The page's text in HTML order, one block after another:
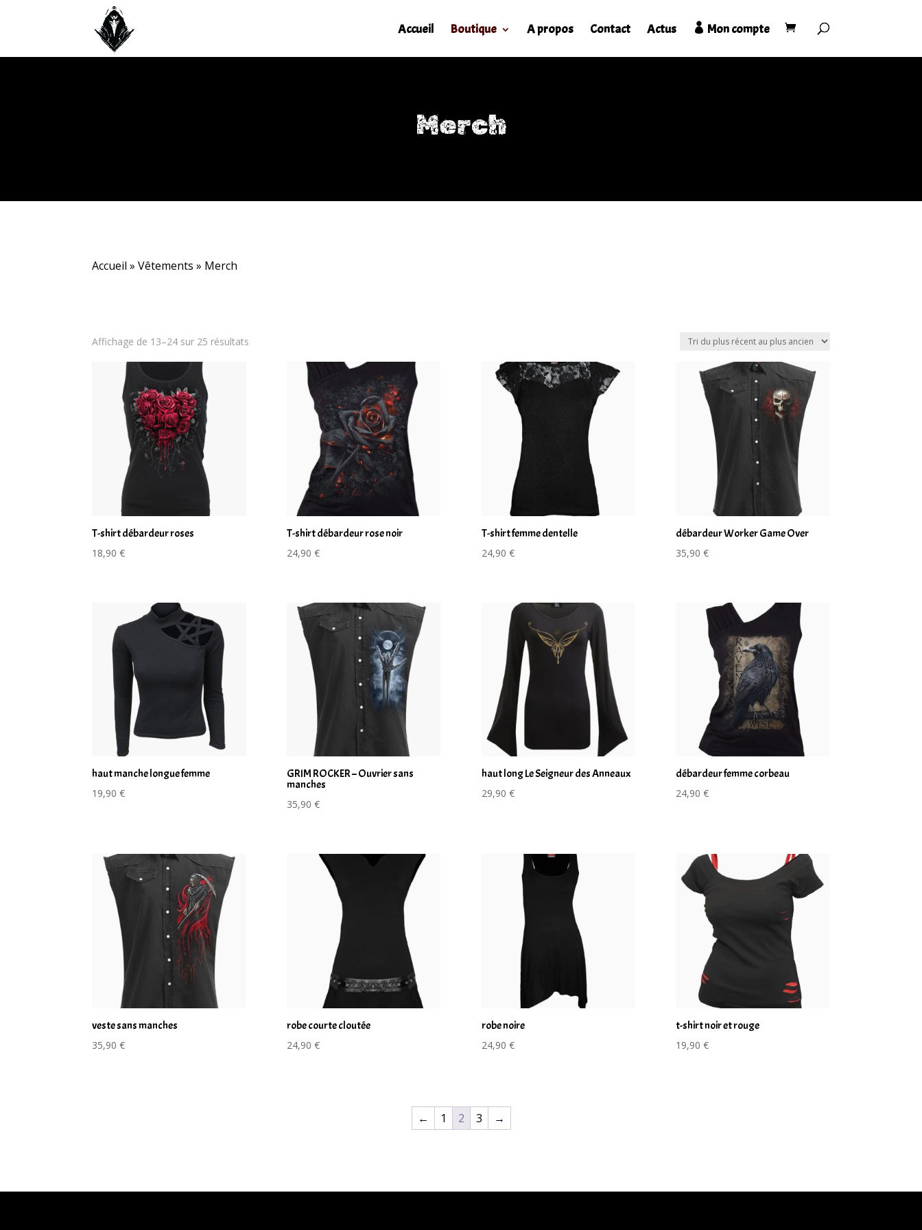
Accueil Boutique A propos Contact Actus Mon compte
Merch
Accueil »Vêtements » Merch
Affichage de 13–24 sur 25 résultats
T-shirt débardeur roses
18,90€
T-shirt débardeur rose noir
24,90 €
T-shirt femme dentelle
24,90 €
débardeur Worker Game Over
35,90€
haut manche longue femme
19,90€
GRIM ROCKER – Ouvrier sans
manches
35,90 €
haut long Le Seigneur des Anneaux
29,90 €
débardeur femme corbeau
24,90€
veste sans manches
35,90€
robe courte cloutée
24,90 €
robe noire
24,90 €
t-shirt noir et rouge
19,90€
← 1 2 3 →